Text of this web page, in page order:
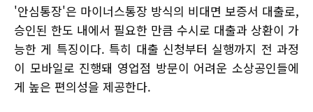
'안심통장'은 마이너스통장 방식의 비대면 보증서 대출로,
승인된 한도 내에서 필요한 만큼 수시로 대출과 상환이 가
능한 게 특징이다. 특히 대출 신청부터 실행까지 전 과정
이 모바일로 진행돼 영업점 방문이 어려운 소상공인들에
게 높은 편의성을 제공한다.